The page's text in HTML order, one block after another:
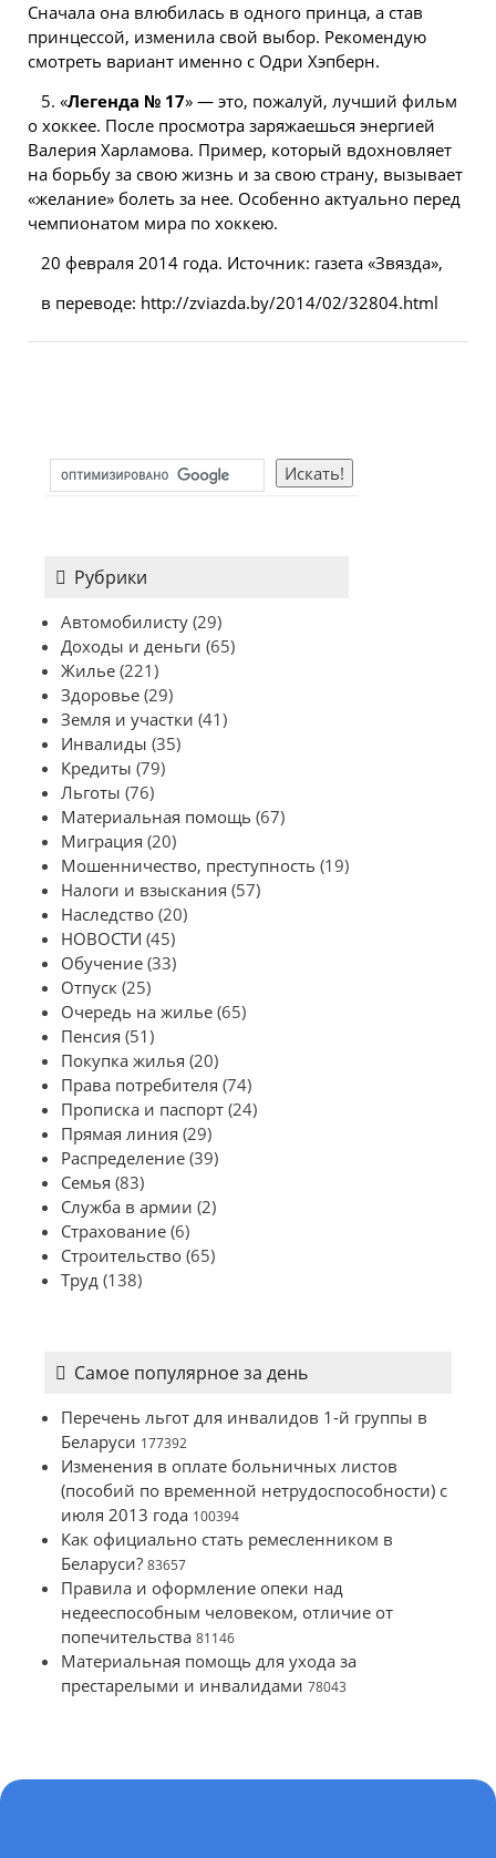
Сначала она влюбилась в одного принца, а став
принцессой, изменила свой выбор. Рекомендую
смотреть вариант именно с Одри Хэпберн.
5. «Легенда № 17» — это, пожалуй, лучший фильм
о хоккее. После просмотра заряжаешься энергией
Валерия Харламова. Пример, который вдохновляет
на борьбу за свою жизнь и за свою страну, вызывает
«желание» болеть за нее. Особенно актуально перед
чемпионатом мира по хоккею.
20 февраля 2014 года. Источник: газета «Звязда»,
в переводе: http://zviazda.by/2014/02/32804.html
Рубрики
Автомобилисту (29)
Доходы и деньги (65)
Жилье (221)
Здоровье (29)
Земля и участки (41)
Инвалиды (35)
Кредиты (79)
Льготы (76)
Материальная помощь (67)
Миграция (20)
Мошенничество, преступность (19)
Налоги и взыскания (57)
Наследство (20)
НОВОСТИ (45)
Обучение (33)
Отпуск (25)
Очередь на жилье (65)
Пенсия (51)
Покупка жилья (20)
Права потребителя (74)
Прописка и паспорт (24)
Прямая линия (29)
Распределение (39)
Семья (83)
Служба в армии (2)
Страхование (6)
Строительство (65)
Труд (138)
Самое популярное за день
Перечень льгот для инвалидов 1-й группы в
Беларуси 177392
Изменения в оплате больничных листов
(пособий по временной нетрудоспособности) с
июля 2013 года 100394
Как официально стать ремесленником в
Беларуси? 83657
Правила и оформление опеки над
недееспособным человеком, отличие от
попечительства 81146
Материальная помощь для ухода за
престарелыми и инвалидами 78043